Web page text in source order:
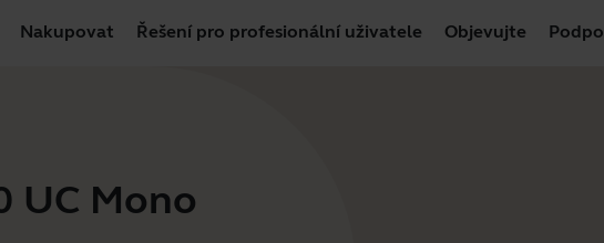
Nakupovat Řešení pro profesionální uživatele Objevujte
UC Mono